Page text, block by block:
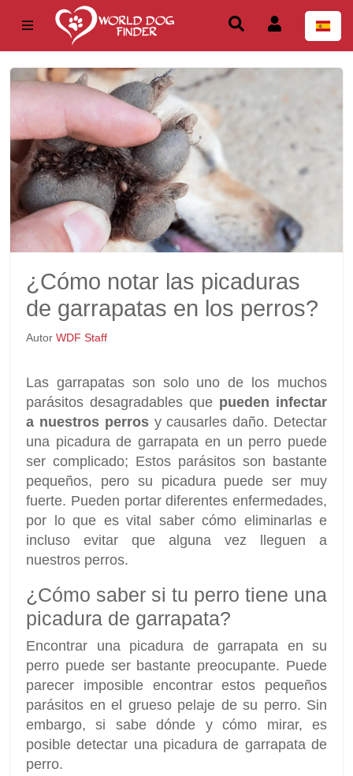
¿Cómo notar las picaduras
de garrapatas en los perros?
Autor WDF Staff
Las garrapatas son solo uno de los muchos
parásitos desagradables que pueden infectar
a nuestros perrosy causarles daño. Detectar
una picadura de garrapata en un perro puede
ser complicado; Estos parásitos son bastante
pequeños, pero su picadura puede ser muy
fuerte. Pueden portar diferentes enfermedades,
por lo que es vital saber cómo eliminarlas e
incluso evitar que alguna vez lleguen a
nuestros perros.
¿Cómo saber si tu perro tiene una
picadura de garrapata?
Encontrar una picadura de garrapata en su
perro puede ser bastante preocupante. Puede
parecer imposible encontrar estos pequeños
parásitos en el grueso pelaje de su perro. Sin
embargo, si sabe dónde y cómo mirar, es
posible detectar una picadura de garrapata de
perro.